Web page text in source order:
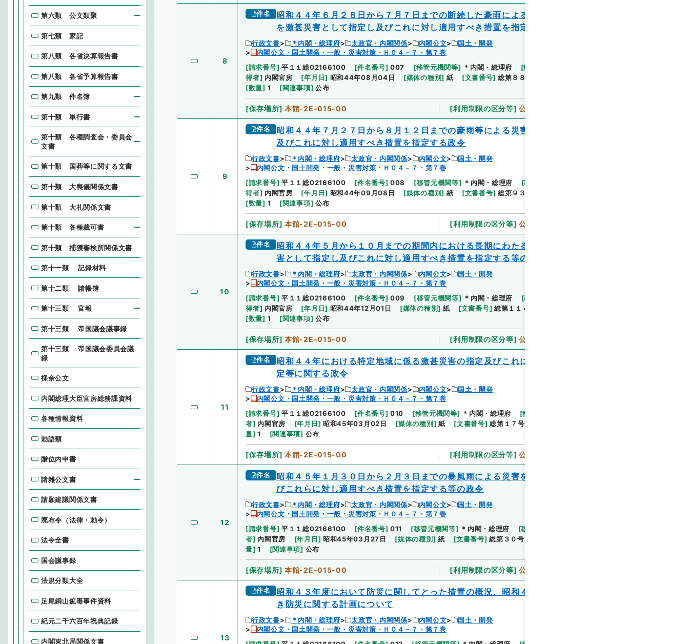
8
件名
昭和４４年６月２８日から７月７日までの断続した豪雨による川内市の区域に係る災害
を激甚災害として指定し及びこれに対し適用すべき措置を指定する政令
行政文書 ＊内閣・総理府 太政官・内閣関係 内閣公文
国土・開発
内閣公文・国土開発・一般・災害対策・Ｈ０４－７・第７巻
[請求番号] 平１１総02166100 [件名番号] 007 [移管元機関等] ＊内閣・総理府 [移管等年度
得者] 内閣官房 [年月日] 昭和44年08月04日 [媒体の種別] 紙 [文書番号] 総第８８号
[数量] 1 [関連事項] 公布
[保存場所] 本館-2E-015-00 [利用制限の区分等] 公開
9
件名
昭和４４年７月２７日から８月１２日までの豪雨等による災害を激甚災害として指定し
及びこれに対し適用すべき措置を指定する政令
行政文書 ＊内閣・総理府 太政官・内閣関係 内閣公文
国土・開発
内閣公文・国土開発・一般・災害対策・Ｈ０４－７・第７巻
[請求番号] 平１１総02166100 [件名番号] 008 [移管元機関等] ＊内閣・総理府 [移管等年度
得者] 内閣官房 [年月日] 昭和44年09月08日 [媒体の種別] 紙 [文書番号] 総第９３号
[数量] 1 [関連事項] 公布
[保存場所] 本館-2E-015-00 [利用制限の区分等] 公開
10
件名
昭和４４年５月から１０月までの期間内における長期にわたる低温による災害を激甚災
害として指定し及びこれに対し適用すべき措置を指定する等の政令
行政文書 ＊内閣・総理府 太政官・内閣関係 内閣公文
国土・開発
内閣公文・国土開発・一般・災害対策・Ｈ０４－７・第７巻
[請求番号] 平１１総02166100 [件名番号] 009 [移管元機関等] ＊内閣・総理府 [移管等年度
得者] 内閣官房 [年月日] 昭和44年12月01日 [媒体の種別] 紙 [文書番号] 総第１１４号
[数量] 1 [関連事項] 公布
[保存場所] 本館-2E-015-00 [利用制限の区分等] 公開
11
件名
昭和４４年における特定地域に係る激甚災害の指定及びこれに対し適用すべき措置の指
定等に関する政令
行政文書 ＊内閣・総理府 太政官・内閣関係 内閣公文
国土・開発
内閣公文・国土開発・一般・災害対策・Ｈ０４－７・第７巻
[請求番号] 平１１総02166100 [件名番号] 010 [移管元機関等] ＊内閣・総理府 [移管等年度
者] 内閣官房 [年月日] 昭和45年03月02日 [媒体の種別 ] 紙 [文書番号] 総第１７号
量] 1 [関連事項] 公布
[保存場所] 本館-2E-015-00 [利用制限の区分等] 公開
12
件名
昭和４５年１月３０日から２月３日までの暴風雨による災害を激甚災害として指定し及
びこれらに対し適用すべき措置を指定する等の政令
行政文書 ＊内閣・総理府 太政官・内閣関係 内閣公文
国土・開発
内閣公文・国土開発・一般・災害対策・Ｈ０４－７・第７巻
[請求番号] 平１１総02166100 [件名番号] 011 [移管元機関等] ＊内閣・総理府 [移管等年度
者] 内閣官房 [年月日] 昭和45年03月27日 [媒体の種別 ] 紙 [文書番号] 総第３０号
量] 1 [関連事項] 公布
[保存場所] 本館-2E-015-00 [利用制限の区分等] 公開
13
件名
昭和４３年度において防災に関してとった措置の概況、昭和４５年度において実施すべ
き防災に関する計画について
行政文書 ＊内閣・総理府 太政官・内閣関係 内閣公文
国土・開発
内閣公文・国土開発・一般・災害対策・Ｈ０４－７・第７巻
第六類 公文類聚
第七類 家記
第八類 各省決算報告書
第八類 各省予算報告書
第九類 件名簿
第十類 単行書
第十類 各種調査会・委員会
文書
第十類 国葬等に関する文書
第十類 大喪儀関係文書
第十類 大礼関係文書
第十類 各種裁可書
第十類 捕獲審検所関係文書
第十一類 記録材料
第十二類 諸帳簿
第十三類 官報
第十三類 帝国議会議事録
第十三類 帝国議会委員会議
録
採余公文
内閣総理大臣官房総務課資料
各種情報資料
勅語類
贈位内申書
諸雑公文書
請願建議関係文書
廃布令（法律・勅令）
法令全書
国会議事録
法規分類大全
足尾銅山鉱毒事件資料
紀元二千六百年祝典記録
内閣東北局関係文書